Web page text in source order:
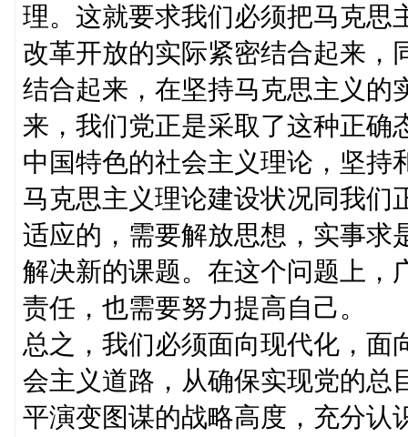
理。这就要求我们必须把马克思
改革开放的实际紧密结合起来，
结合起来，在坚持马克思主义的
来，我们党正是采取了这种正确
中国特色的社会主义理论，坚持
马克思主义理论建设状况同我们
适应的，需要解放思想，实事求
解决新的课题。在这个问题上，
责任，也需要努力提高自己。
总之，我们必须面向现代化，面
会主义道路，从确保实现党的总
平演变图谋的战略高度，充分认